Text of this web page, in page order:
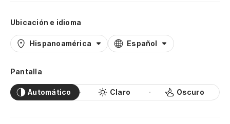
Ubicación e idioma
Hispanoamérica Español
Pantalla
Automático Claro Oscuro